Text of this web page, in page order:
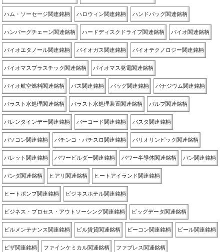
ハム・ソーセージ関連銘柄 ハロウィン関連銘柄 ハンドバッグ関連銘柄
ハンバーグチェーン関連銘柄 ハードディスクドライブ関連銘柄 バイオ関連銘柄
バイオエタノール関連銘柄 バイオガス関連銘柄 バイオテクノロジー関連銘柄
バイオマスプラスチック関連銘柄 バイオマス発電関連銘柄
バイオ航空燃料関連銘柄 バス関連銘柄 バッグ関連銘柄 バナジウム関連銘柄
バラスト水処理関連銘柄 バラスト水処理装置関連銘柄 バルブ関連銘柄
バレンタインデー関連銘柄 バーコード関連銘柄 パスタ関連銘柄
パソコン関連銘柄 パチンコ・パチスロ関連銘柄 パリオリンピック関連銘柄
パレット関連銘柄 パワービルダー関連銘柄 パワー半導体関連銘柄 パン関連銘柄
パンダ関連銘柄 ヒアリ関連銘柄 ヒートアイランド関連銘柄
ヒートポンプ関連銘柄 ビジネスホテル関連銘柄
ビジネス・プロセス・アウトソーシング関連銘柄 ビッグデータ関連銘柄
ビルメンテナンス関連銘柄 ビル賃貸関連銘柄 ビーコン関連銘柄 ビール関連銘柄
ピザ関連銘柄 ファインケミカル関連銘柄 ファブレス関連銘柄